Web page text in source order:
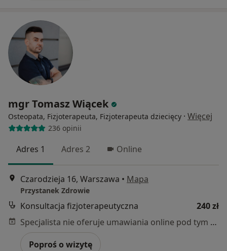
mgr Tomasz Wiącek
Osteopata, Fizjoterapeuta, Fizjoterapeuta dziecięcy · Więcej
236 opinii
Adres 1 Adres 2 Online
Czarodzieja 16, Warszawa • Mapa
Przystanek Zdrowie
Konsultacja fizjoterapeutyczna
240 zł
Specjalista nie oferuje umawiania online pod tym adresem.
Poproś o wizytę